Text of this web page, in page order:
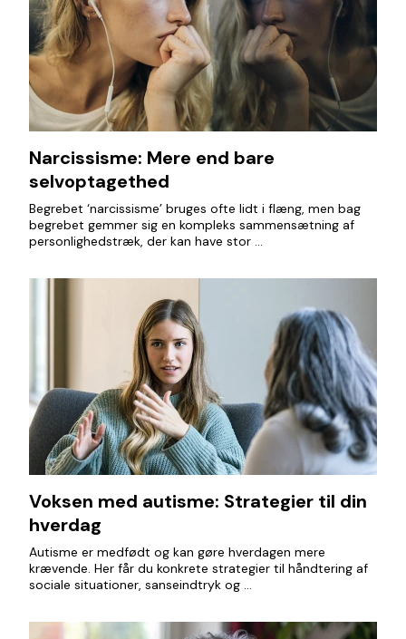
Narcissisme: Mere end bare
selvoptagethed
Begrebet ‘narcissisme’ bruges ofte lidt i flæng, men bag
begrebet gemmer sig en kompleks sammensætning af
personlighedstræk, der kan have stor ...
Voksen med autisme: Strategier til din
hverdag
Autisme er medfødt og kan gøre hverdagen mere
krævende. Her får du konkrete strategier til håndtering af
sociale situationer, sanseindtryk og ...